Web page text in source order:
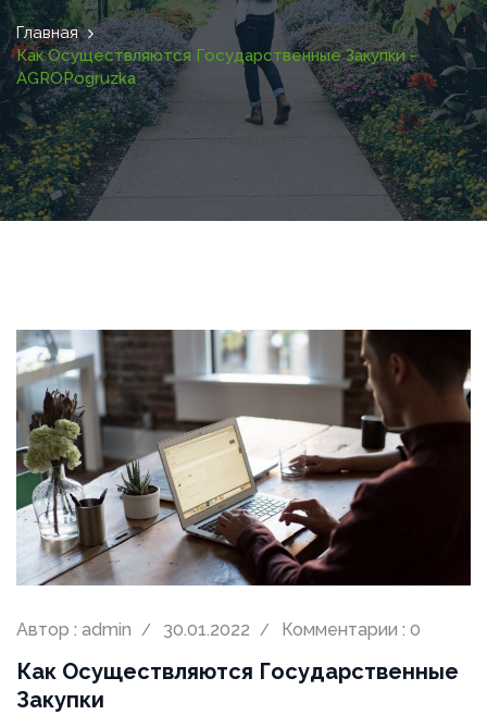
Главная
Как Осуществляются Государственные Закупки -
AGROPogruzka
Автор : admin 30.01.2022 Комментарии : 0
Как Осуществляются Государственные
Закупки